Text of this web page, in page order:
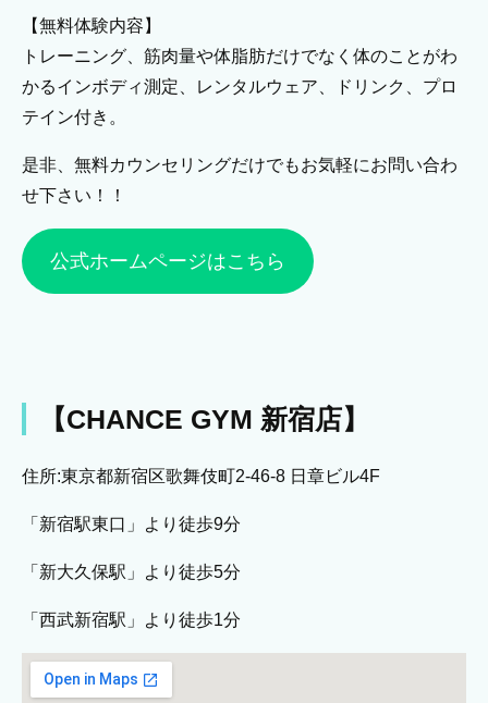
【無料体験内容】
トレーニング、筋肉量や体脂肪だけでなく体のことがわ
かるインボディ測定、レンタルウェア、ドリンク、プロ
テイン付き。
是非、無料カウンセリングだけでもお気軽にお問い合わ
せ下さい！！
公式ホームページはこちら
【CHANCE GYM 新宿店】
住所:東京都新宿区歌舞伎町2-46-8 日章ビル4F
「新宿駅東口」より徒歩9分
「新大久保駅」より徒歩5分
「西武新宿駅」より徒歩1分